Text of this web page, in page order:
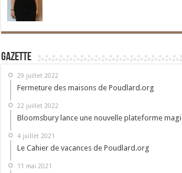
Gazette
29 juillet 2022
Fermeture des maisons de Poudlard.org
22 juillet 2022
Bloomsbury lance une nouvelle plateforme
4 juillet 2021
Le Cahier de vacances de Poudlard.org
11 mai 2021